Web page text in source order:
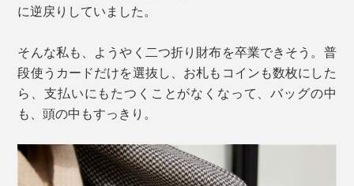
に逆戻りしていました。
そんな私も、ようやく二つ折り財布を卒業できそう。普
段使うカードだけを選抜し、お札もコインも数枚にした
ら、支払いにもたつくことがなくなって、バッグの中
も、頭の中もすっきり。